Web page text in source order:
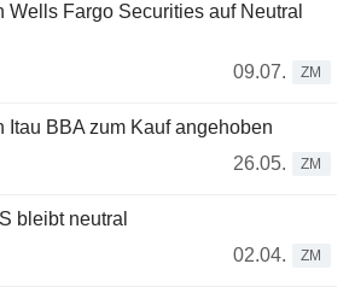
Wells Fargo Securities auf Neutral
09.07.
ZM
Itau BBA zum Kauf angehoben
26.05.
ZM
bleibt neutral
02.04.
ZM